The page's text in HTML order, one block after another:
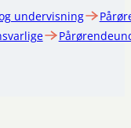
undervisning